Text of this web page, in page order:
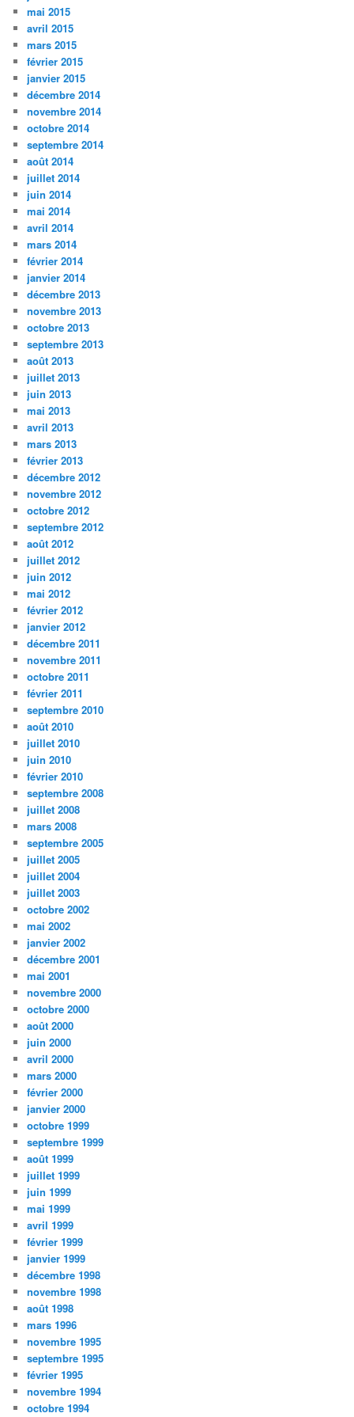
mai 2015
avril 2015
mars 2015
février 2015
janvier 2015
décembre 2014
novembre 2014
octobre 2014
septembre 2014
août 2014
juillet 2014
juin 2014
mai 2014
avril 2014
mars 2014
février 2014
janvier 2014
décembre 2013
novembre 2013
octobre 2013
septembre 2013
août 2013
juillet 2013
juin 2013
mai 2013
avril 2013
mars 2013
février 2013
décembre 2012
novembre 2012
octobre 2012
septembre 2012
août 2012
juillet 2012
juin 2012
mai 2012
février 2012
janvier 2012
décembre 2011
novembre 2011
octobre 2011
février 2011
septembre 2010
août 2010
juillet 2010
juin 2010
février 2010
septembre 2008
juillet 2008
mars 2008
septembre 2005
juillet 2005
juillet 2004
juillet 2003
octobre 2002
mai 2002
janvier 2002
décembre 2001
mai 2001
novembre 2000
octobre 2000
août 2000
juin 2000
avril 2000
mars 2000
février 2000
janvier 2000
octobre 1999
septembre 1999
août 1999
juillet 1999
juin 1999
mai 1999
avril 1999
février 1999
janvier 1999
décembre 1998
novembre 1998
août 1998
mars 1996
novembre 1995
septembre 1995
février 1995
novembre 1994
octobre 1994